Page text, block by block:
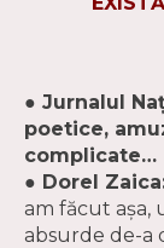
● Jurnalul
poetice,
complicate…
● Dorel
am făcut aşa,
absurde de-a